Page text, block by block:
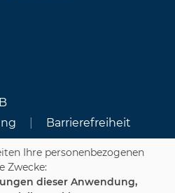
Barrierefreiheit
Ihre personenbezogenen
Zwecke:
dieser Anwendung,